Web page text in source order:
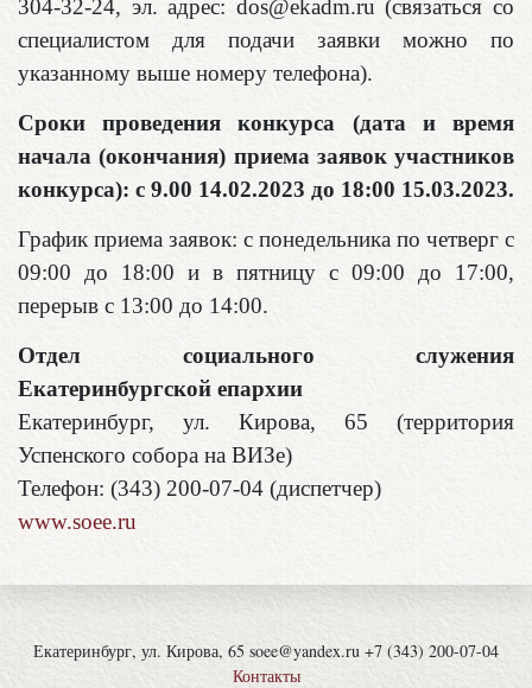
304-32-24, эл. адрес: dos@ekadm.ru (связаться со
специалистом для подачи заявки можно по
указанному выше номеру телефона).
Сроки проведения конкурса (дата и время
начала (окончания) приема заявок участников
конкурса): с 9.00 14.02.2023 до 18:00 15.03.2023.
График приема заявок: с понедельника по четверг с
09:00 до 18:00 и в пятницу с 09:00 до 17:00,
перерыв с 13:00 до 14:00.
Отдел социального служения
Екатеринбургской епархии
Екатеринбург, ул. Кирова, 65 (территория
Успенского собора на ВИЗе)
Телефон: (343) 200-07-04 (диспетчер)
www.soee.ru
Екатеринбург, ул. Кирова, 65 soee@yandex.ru +7 (343) 200-07-04
Контакты